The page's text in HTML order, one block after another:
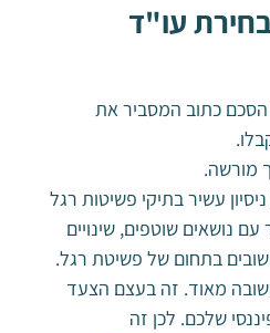
עו"ד
כתוב המסביר את
מורשה.
עשיר בתיקי פשיטות רגל
נושאים שוטפים, שינויים
בתחום של פשיטת רגל.
מאוד. זה בעצם הצעד
שלכם. לכן זה